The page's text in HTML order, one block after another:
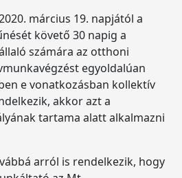
március 19. napjától a
követő 30 napig a
számára az otthoni
egyoldalúan
e vonatkozásban kollektív
akkor azt a
tartama alatt alkalmazni
arról is rendelkezik, hogy